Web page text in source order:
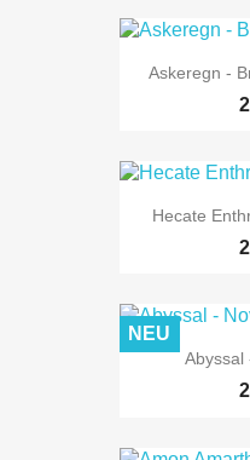
Askeregn -
Hecate
Abyssal
NEU